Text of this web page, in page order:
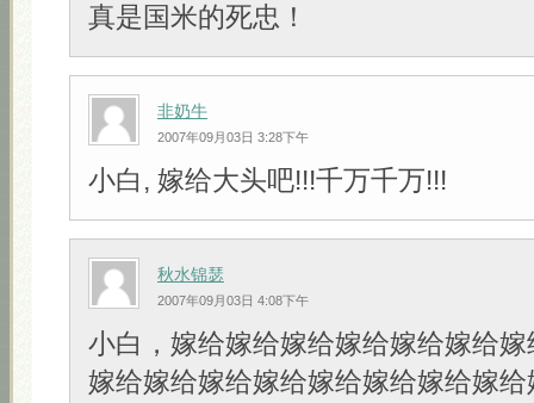
真是国米的死忠！
非奶牛
2007年09月03日 3:28下午
小白, 嫁给大头吧!!!千万千万!!!
秋水锦瑟
2007年09月03日 4:08下午
小白，嫁给嫁给嫁给嫁给嫁给嫁给
嫁给嫁给嫁给嫁给嫁给嫁给嫁给嫁